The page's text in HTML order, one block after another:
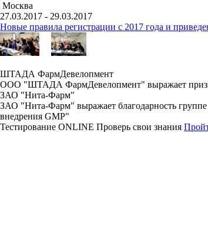
Москва
27.03.2017 - 29.03.2017
Новые правила регистрации c 2017 года и
ШТАДА ФармДевелопмент
ООО "ШТАДА ФармДевелопмент" выражает
ЗАО "Нита-Фарм"
ЗАО "Нита-Фарм" выражает благодарность группе
внедрения GMP"
Тестирование ONLINE Проверь свои знания